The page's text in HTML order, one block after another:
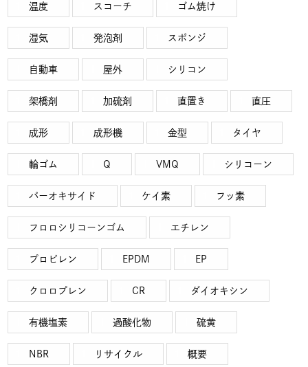
温度 スコーチ ゴム焼け
湿気 発泡剤 スポンジ
自動車 屋外 シリコン
架橋剤 加硫剤 直置き 直圧
成形 成形機 金型 タイヤ
輪ゴム Q VMQ シリコーン
パーオキサイド ケイ素 フッ素
フロロシリコーンゴム エチレン
プロビレン EPDM EP
クロロプレン CR ダイオキシン
有機塩素 過酸化物 硫黄
NBR リサイクル 概要